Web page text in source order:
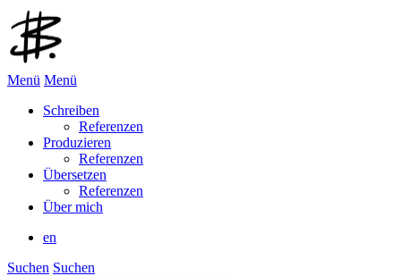
Menü Menü
Schreiben
Referenzen
Produzieren
Referenzen
Übersetzen
Referenzen
Über mich
en
Suchen Suchen